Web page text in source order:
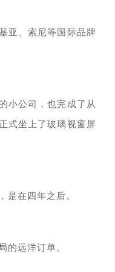
亚、索尼等国际品牌
小公司，也完成了从
式坐上了玻璃视窗屏
是在四年之后。
的远洋订单。